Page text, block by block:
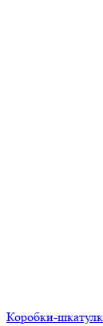
Коробки-